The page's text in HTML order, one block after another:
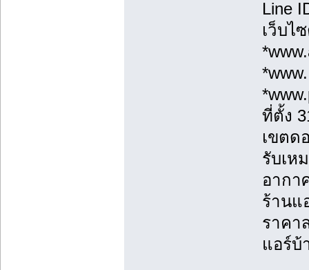
Line
เว็บไ
ที่ตั้ง
เขตด
รับเห
อากา
ร้านแ
ราคา
แอร์บ้